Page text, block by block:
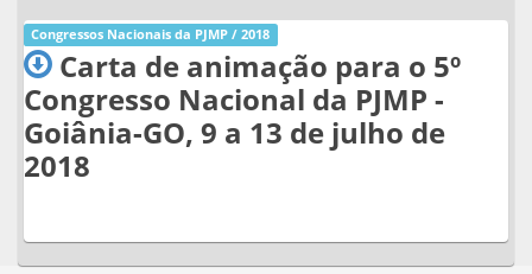
Congressos Nacionais da PJMP / 2018
Carta de animação para o 5º
Congresso Nacional da PJMP -
Goiânia-GO, 9 a 13 de julho de
2018